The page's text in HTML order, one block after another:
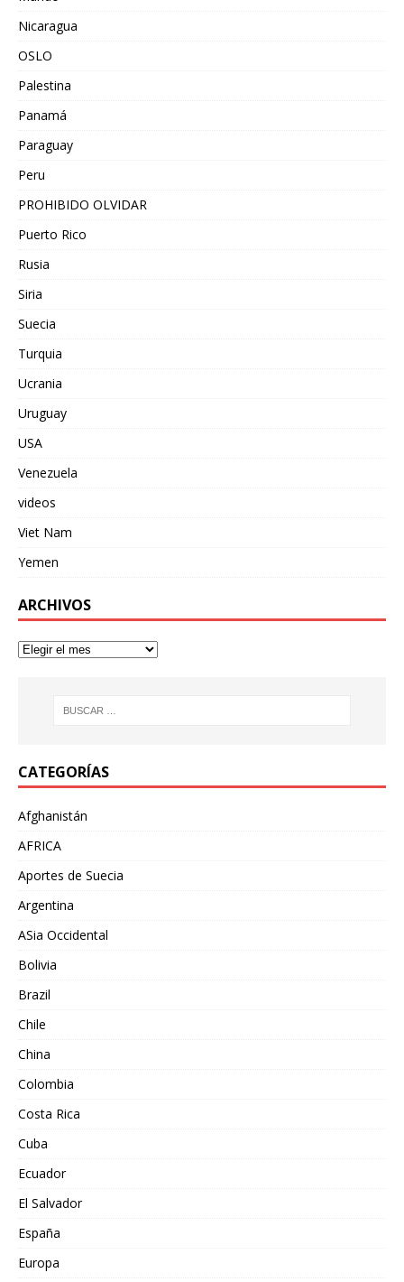
Nicaragua
OSLO
Palestina
Panamá
Paraguay
Peru
PROHIBIDO OLVIDAR
Puerto Rico
Rusia
Siria
Suecia
Turquia
Ucrania
Uruguay
USA
Venezuela
videos
Viet Nam
Yemen
ARCHIVOS
CATEGORÍAS
Afghanistán
AFRICA
Aportes de Suecia
Argentina
ASia Occidental
Bolivia
Brazil
Chile
China
Colombia
Costa Rica
Cuba
Ecuador
El Salvador
España
Europa